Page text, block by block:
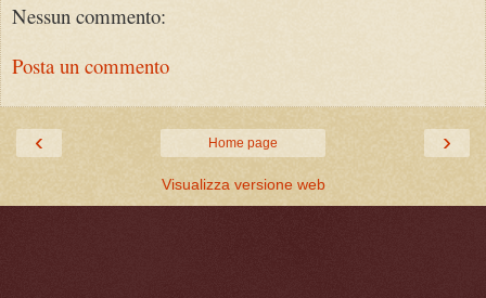
Nessun commento:
Posta un commento
‹ ›
Home page
Visualizza versione web